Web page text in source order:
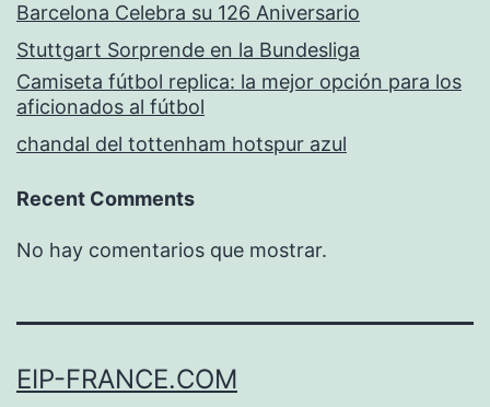
Barcelona Celebra su 126 Aniversario
Stuttgart Sorprende en la Bundesliga
Camiseta fútbol replica: la mejor opción para los
aficionados al fútbol
chandal del tottenham hotspur azul
Recent Comments
No hay comentarios que mostrar.
EIP-FRANCE.COM